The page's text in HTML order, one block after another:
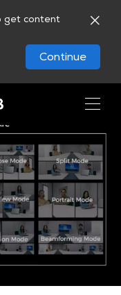
get content
Continue